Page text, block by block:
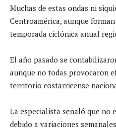
Muchas de estas ondas ni
Centroamérica, aunque
temporada ciclónica anual
El año pasado se
aunque no todas provocaron
territorio costarricense
La especialista señaló que no
debido a variaciones